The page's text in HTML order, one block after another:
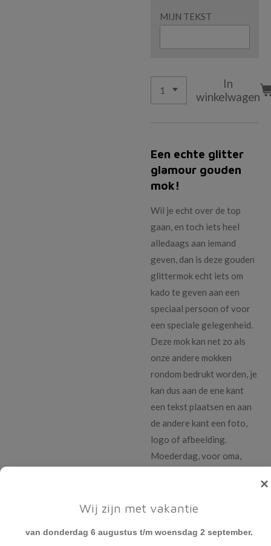
MIJN TEKST
In
winkelwagen
Een echte glitter
glamour gouden
mok!
Wil je echt over de top
gaan, en toch iets heel
alledaags aan iemand
geven, dan is deze gouden
glittermok echt iets om
kado te geven aan een
speciaal persoon of voor
een speciale gelegenheid.
Deze mok kan net zo als
onze andere mokken
rondom bedrukt worden, je
kan dus aan de ene kant
een tekst plaatsen en aan
de andere kant een foto,
logo of afbeelding.
Moederdag, voor oma,
iedereen een sprankling
sprankling gouden mok is
×
Wij zijn met vakantie
van donderdag 6 augustus t/m woensdag 2 september.